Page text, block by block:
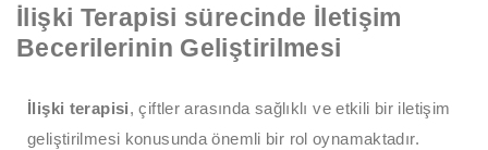
İlişki Terapisi sürecinde İletişim
Becerilerinin Geliştirilmesi
İlişki terapisi, çiftler arasında sağlıklı ve etkili bir iletişim
geliştirilmesi konusunda önemli bir rol oynamaktadır.